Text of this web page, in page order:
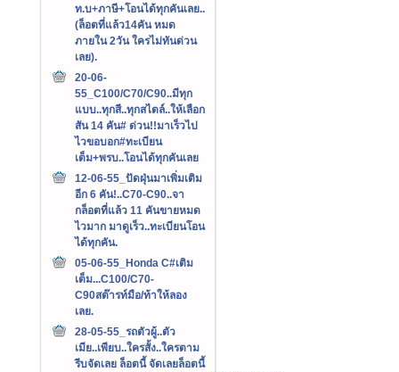
ท.บ+ภาษี+โอนได้ทุกคันเลย..
(ล็อตที่แล้ว14คัน หมด
ภายใน 2วัน ใครไม่ทันด่วน
เลย).
20-06-
55_C100/C70/C90..มีทุก
แบบ..ทุกสี..ทุกสไตล์..ให้เลือก
สัน 14 คัน# ด่วน!!มาเร็วไป
ไวขอบอก#ทะเบียน
เต็ม+พรบ..โอนได้ทุกคันเลย
12-06-55_ปัดฝุ่นมาเพิ่มเติม
อีก 6 คัน!..C70-C90..จา
กล็อตที่แล้ว 11 คันขายหมด
ไวมาก มาดูเร็ว..ทะเบียนโอน
ได้ทุกคัน.
05-06-55_Honda C#เติม
เต็ม...C100/C70-
C90สต๊ารท์มือ/ท้าให้ลอง
เลย.
28-05-55_รถตัวผู้..ตัว
เมีย..เพียบ..ใครสั้ง..ใครตาม
รีบจัดเลย ล็อตนี้ จัดเลยล็อตนี้